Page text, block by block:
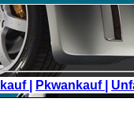
| Pkwankauf |